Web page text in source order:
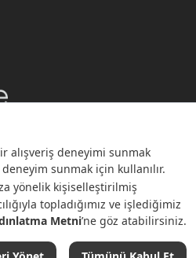
© 2026 Karaca Home Collection Tekstil